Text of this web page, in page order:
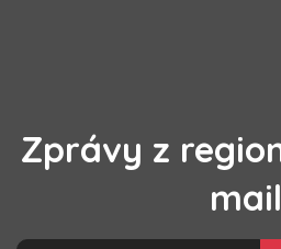
Zprávy z
mail